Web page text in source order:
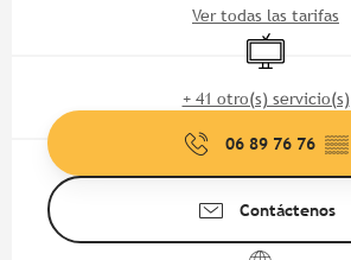
Ver todas las tarifas
Televisión
+ 41 otro(s) servicio(s)
06 89 76 76 ▒▒
Contáctenos